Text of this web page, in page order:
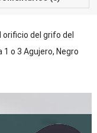
del grifo del
o 3 Agujero, Negro